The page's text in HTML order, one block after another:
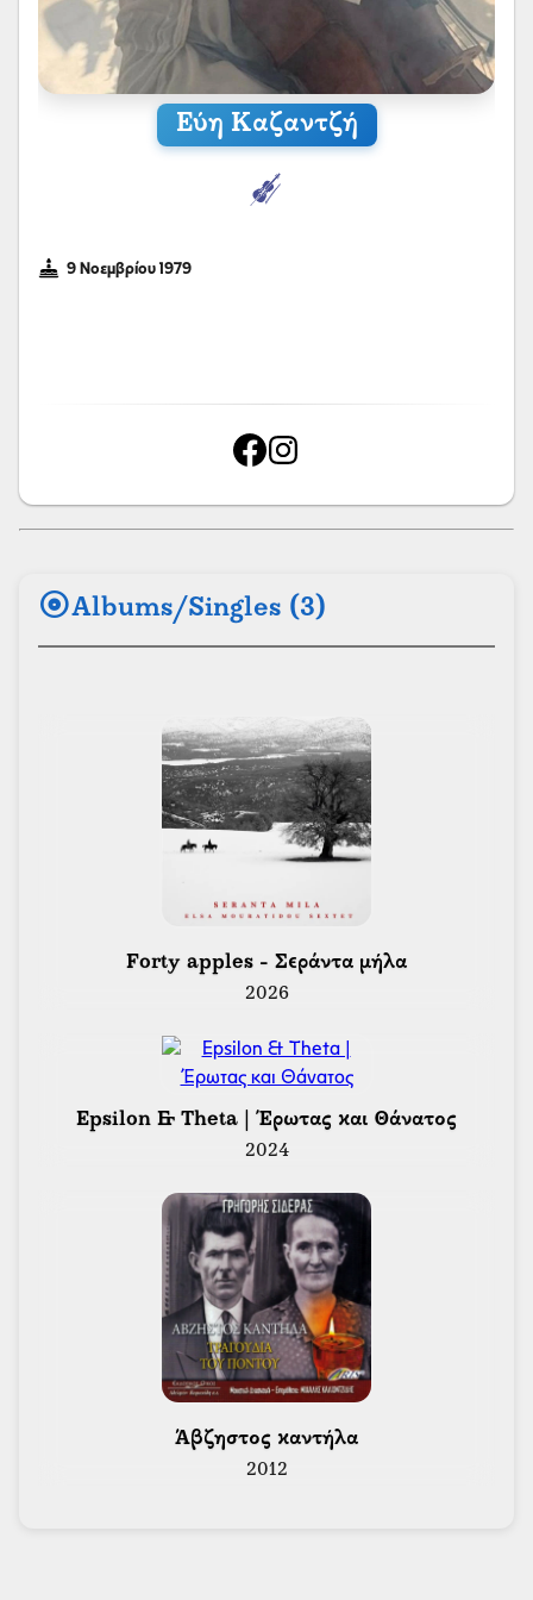
Εύη Καζαντζή
9 Νοεμβρίου 1979
albumAlbums/Singles (3)
Forty apples - Σεράντα μήλα
2026
Epsilon & Theta | Έρωτας και Θάνατος
2024
Άβζηστος καντήλα
2012